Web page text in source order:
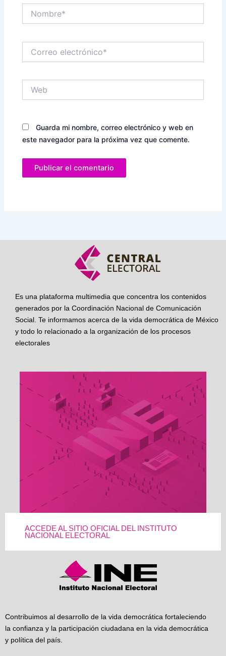
electrónico*
Guarda mi nombre, correo electrónico y web en
este navegador para la próxima vez que comente.
Es una plataforma multimedia que concentra los contenidos
generados por la Coordinación Nacional de Comunicación
Social. Te informamos acerca de la vida democrática de México
y todo lo relacionado a la organización de los procesos
electorales
ACCEDE AL SITIO OFICIAL DEL INSTITUTO
NACIONAL ELECTORAL
Contribuimos al desarrollo de la vida democrática fortaleciendo
la confianza y la participación ciudadana en la vida democrática
y política del país.